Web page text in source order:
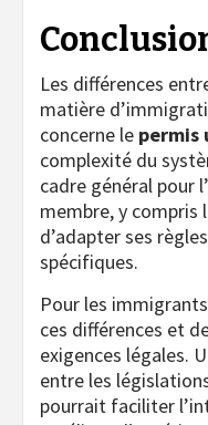
Les différences
matière
concerne le permis
complexité du
cadre général pour
membre, y compris
d’adapter ses
spécifiques.
Pour les
ces différences et
exigences légales.
entre les
pourrait faciliter